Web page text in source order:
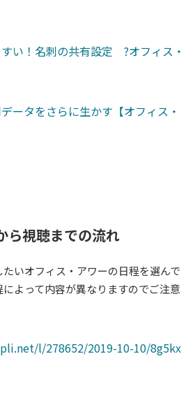
い！名刺の共有設定 ?オフィス・
ータをさらに生かす【オフィス・
視聴までの流れ
いオフィス・アワーの日程を選んで
よって内容が異なりますのでご注意
l/278652/2019-10-10/8g5kx